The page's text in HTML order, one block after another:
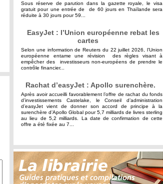
Sous réserve de parution dans la gazette royale, le visa
gratuit pour une entrée de de 60 jours en Thaïlande sera
réduite à 30 jours pour 59...
EasyJet : l’Union européenne rebat les
cartes
Selon une information de Reuters du 22 juillet 2026, l’Union
européenne entame une révision des règles visant à
empêcher des investisseurs non-européens de prendre le
contrôle financier...
Rachat d’easyJet : Apollo surenchère.
Après avoir accueilli favorablement l’offre de rachat du fonds
d’investissements Castelake, le Conseil d’administration
d’easyJet vient de donner son accord de principe à la
surenchère d’Apollo Global pour 5,7 milliards de livres sterling
au lieu de 5,2 milliards. La date de confirmation de cette
offre a été fixée au 7...